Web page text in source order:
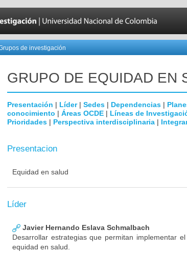
de investigación
GRUPO DE EQUIDAD EN
Presentación | Líder| Sedes | Dependencias |
conocimiento | Áreas OCDE | Líneas de
Prioridades | Perspectiva interdisciplinaria |
Presentacion
Equidad en salud
Líder
Javier Hernando Eslava Schmalbach
Desarrollar estrategias que permitan implementar
equidad en salud.